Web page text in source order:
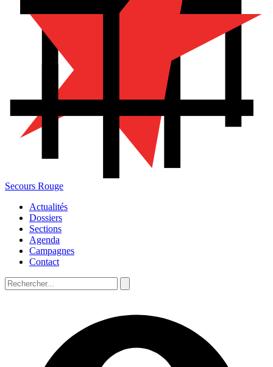
Secours Rouge
Actualités
Dossiers
Sections
Agenda
Campagnes
Contact